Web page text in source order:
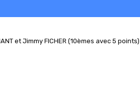
et Jimmy FICHER (10èmes avec 5